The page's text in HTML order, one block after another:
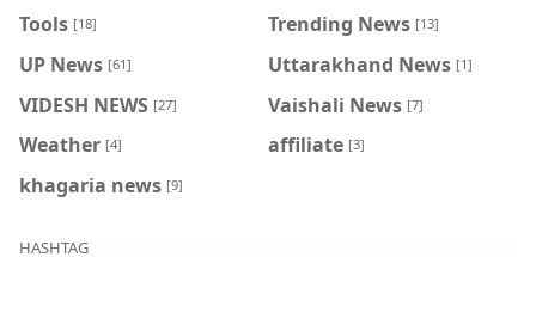
Tools [18] Trending News [13]
UP News [61] Uttarakhand News [1]
VIDESH NEWS [27] Vaishali News [7]
Weather [4] affiliate [3]
khagaria news [9]
HASHTAG